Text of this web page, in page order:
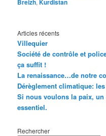
Articles récents
Villequier
Société de contrôle et
ça suffit !
La renaissance…de notre
Dérèglement climatique:
Si nous voulons la paix,
essentiel.
Rechercher